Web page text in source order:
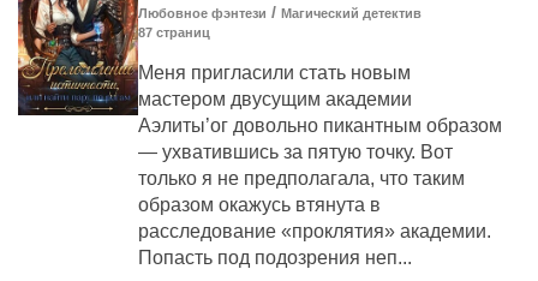
Любовное фэнтези / Магический детектив
87 cтраниц
Меня пригласили стать новым
мастером двусущим академии
Аэлиты’ог довольно пикантным образом
— ухватившись за пятую точку. Вот
только я не предполагала, что таким
образом окажусь втянута в
расследование «проклятия» академии.
Попасть под подозрения неп...